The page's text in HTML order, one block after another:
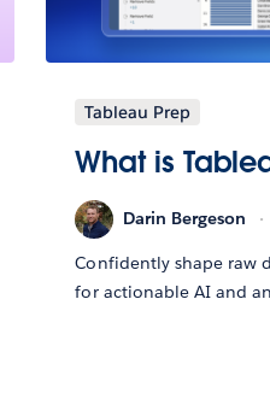
Tableau Prep
What is
Darin Bergeson
Confidently shape raw
for actionable AI and